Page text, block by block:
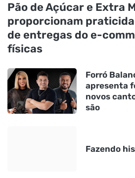
Pão de Açúcar e Extra
proporcionam
de entregas do e-
físicas
Forró
apresenta
novos
são
Fazendo